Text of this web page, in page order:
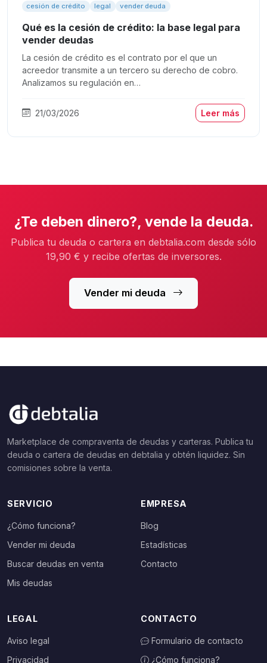
cesión de crédito legal vender deuda
Qué es la cesión de crédito: la base legal para
vender deudas
La cesión de crédito es el contrato por el que un
acreedor transmite a un tercero su derecho de cobro.
Analizamos su regulación en…
21/03/2026 Leer más
¿Te deben dinero?, vende la deuda.
Publica tu deuda o cartera en debtalia.com desde sólo
19,90 € y recibe ofertas de inversores.
Vender mi deuda
Marketplace de compraventa de deudas y carteras. Publica tu
deuda o cartera de deudas en debtalia y obtén liquidez. Sin
comisiones sobre la venta.
SERVICIO
¿Cómo funciona?
Vender mi deuda
Buscar deudas en venta
Mis deudas
EMPRESA
Blog
Estadísticas
Contacto
LEGAL
Aviso legal
Privacidad
CONTACTO
Formulario de contacto
¿Cómo funciona?